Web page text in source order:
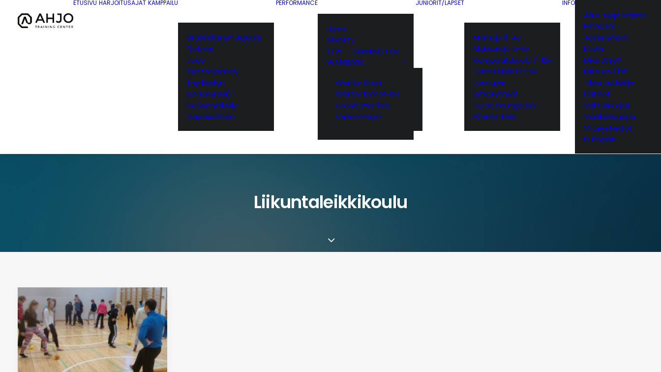
ETUSIVU HARJOITUSAJAT KAMPPAILU
Brasilialainen Jujutsu
Defcon
Judo
Kuntonyrkkeily
(nyrkkeilyn
peruskurssi)
Potkunyrkkeily
Vapaaottelu
PERFORMANCE
Hyrox
Mobility
TFW – TRAINING FOR
WARRIORS
Warrior Start
Warrior Kids 8-12v
Grand Warriors
Valmentajat
JUNIORIT/LAPSET
Mininuju 3-4v
Muksunuju 5-6v
Kamppailukoulu 7-12v
Junnu MMA 12-15v
Junnujen
jatkoryhmät
Hyrox Youngstars
Warrior Kids
INFO
Ahjo-appi ohjeet
Hinnasto
Jäsenehdot
Kuvia
Mikä Ahjo?
Mitä on TFW
Tilaa uutiskirje
Uutiset
Valmentajat
Verkkokauppa
Yhteystiedot
In English
Liikuntaleikkikoulu